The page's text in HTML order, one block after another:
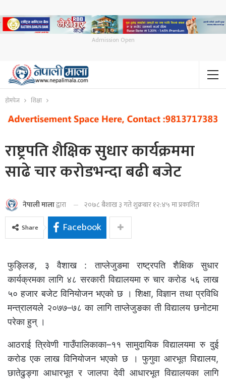
Admission Open
होमपेज शिक्षा
राष्ट्रपति शैक्षिक सुधार कार्यक्रममा
साढे चार करोडभन्दा बढी बजेट
नेपाली मालाद्वारा २०७८ बैशाख ३ गते शुक्रबार १२:४५ मा प्रकाशित
Share Facebook
फुङ्लिङ, ३ वैशाख : ताप्लेजुङमा राष्ट्रपति शैक्षिक सुधार
कार्यक्रमका लागि ४८ सरकारी विद्यालयमा रु चार करोड ५६ लाख
५० हजार बजेट विनियोजन भएको छ । शिक्षा, विज्ञान तथा प्रविधि
मन्त्रालयले २०७७–७८ का लागि ताप्लेजुङका ती विद्यालय छनोटमा
परेका हुन् ।
आठराई त्रिवेणी गाउँपालिकाका–११ सामुदायिक विद्यालयमा रु दुई
करोड एक लाख विनियोजन भएको छ । फुगुवा आरभूत विद्यालय,
छातेढुङ्गा आधारभूत र जालपा देवी आधारभूत विद्यालयका लागि